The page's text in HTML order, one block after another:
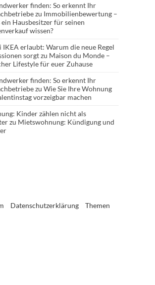
finden: So erkennt Ihr
zu Immobilienbewertung –
ein Hausbesitzer für seinen
wissen?
IKEA erlaubt: Warum die neue Regel
sorgtzu Maison du Monde –
Lifestyle für euer Zuhause
finden: So erkennt Ihr
zu Wie Sie Ihre Wohnung
vorzeigbar machen
Kinder zählen nicht als
zu Mietswohnung: Kündigung und
Datenschutzerklärung Themen